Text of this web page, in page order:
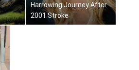
Harrowing Journey After
2001 Stroke